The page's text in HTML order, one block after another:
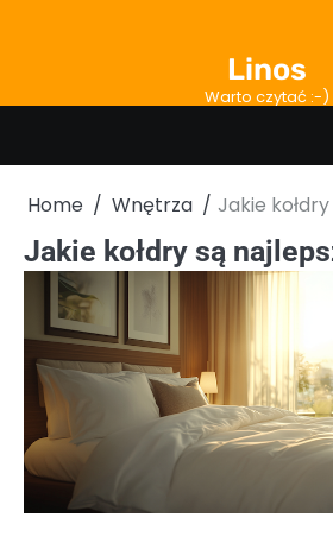
Linos
Warto czytać :-)
Home Wnętrza Jakie
Jakie kołdry są